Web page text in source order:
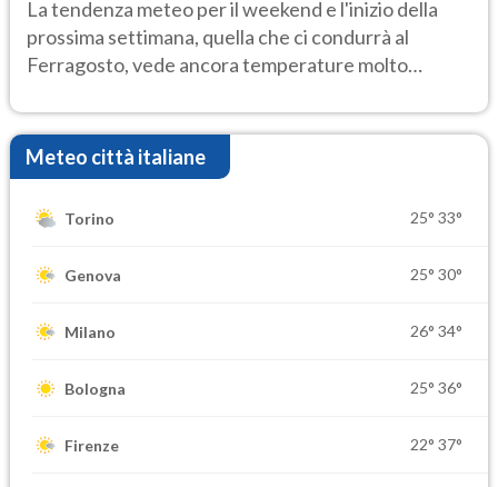
La tendenza meteo per il weekend e l'inizio della
prossima settimana, quella che ci condurrà al
Ferragosto, vede ancora temperature molto
Meteo città italiane
Torino 25° 33°
Genova 25° 30°
Milano 26° 34°
Bologna 25° 36°
Firenze 22° 37°